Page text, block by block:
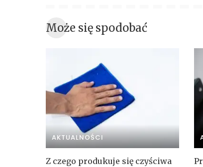
Może się spodobać
AKTUALNOŚCI
Z czego produkuje się czyściwa